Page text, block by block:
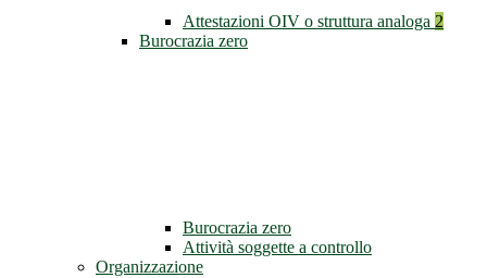
Attestazioni OIV o struttura analoga 2
Burocrazia zero
Burocrazia zero
Attività soggette a controllo
Organizzazione